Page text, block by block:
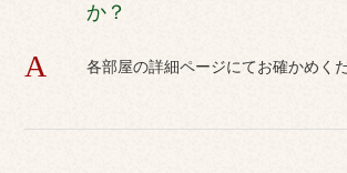
か？
A 各部屋の詳細ページにてお確かめくだ